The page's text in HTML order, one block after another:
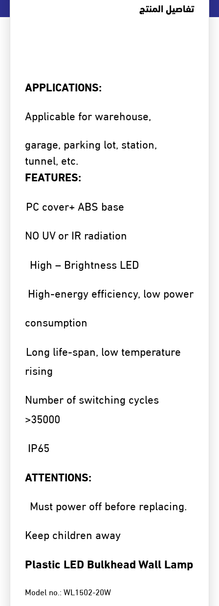
تفاصيل المنتج
APPLICATIONS:
Applicable for warehouse,
garage, parking lot, station,
tunnel, etc.
FEATURES:
PC cover+ ABS base
NO UV or IR radiation
High – Brightness LED
High-energy efficiency, low power
consumption
Long life-span, low temperature
rising
Number of switching cycles
>35000
IP65
ATTENTIONS:
Must power off before replacing.
Keep children away
Plastic LED Bulkhead Wall Lamp
Model no.: WL1502-20W